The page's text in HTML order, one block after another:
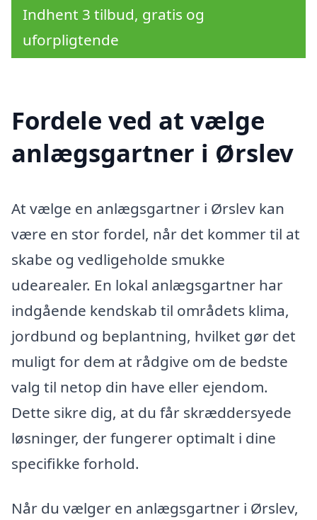
Indhent 3 tilbud, gratis og
uforpligtende
Fordele ved at vælge
anlægsgartner i Ørslev
At vælge en anlægsgartner i Ørslev kan
være en stor fordel, når det kommer til at
skabe og vedligeholde smukke
udearealer. En lokal anlægsgartner har
indgående kendskab til områdets klima,
jordbund og beplantning, hvilket gør det
muligt for dem at rådgive om de bedste
valg til netop din have eller ejendom.
Dette sikre dig, at du får skræddersyede
løsninger, der fungerer optimalt i dine
specifikke forhold.
Når du vælger en anlægsgartner i Ørslev,